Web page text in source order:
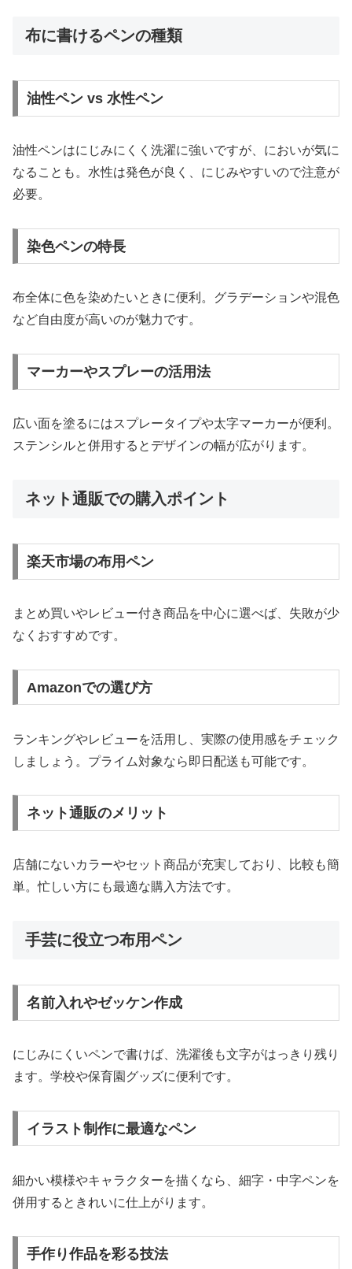
布に書けるペンの種類
油性ペン vs 水性ペン
油性ペンはにじみにくく洗濯に強いですが、においが気に
なることも。水性は発色が良く、にじみやすいので注意が
必要。
染色ペンの特長
布全体に色を染めたいときに便利。グラデーションや混色
など自由度が高いのが魅力です。
マーカーやスプレーの活用法
広い面を塗るにはスプレータイプや太字マーカーが便利。
ステンシルと併用するとデザインの幅が広がります。
ネット通販での購入ポイント
楽天市場の布用ペン
まとめ買いやレビュー付き商品を中心に選べば、失敗が少
なくおすすめです。
Amazonでの選び方
ランキングやレビューを活用し、実際の使用感をチェック
しましょう。プライム対象なら即日配送も可能です。
ネット通販のメリット
店舗にないカラーやセット商品が充実しており、比較も簡
単。忙しい方にも最適な購入方法です。
手芸に役立つ布用ペン
名前入れやゼッケン作成
にじみにくいペンで書けば、洗濯後も文字がはっきり残り
ます。学校や保育園グッズに便利です。
イラスト制作に最適なペン
細かい模様やキャラクターを描くなら、細字・中字ペンを
併用するときれいに仕上がります。
手作り作品を彩る技法